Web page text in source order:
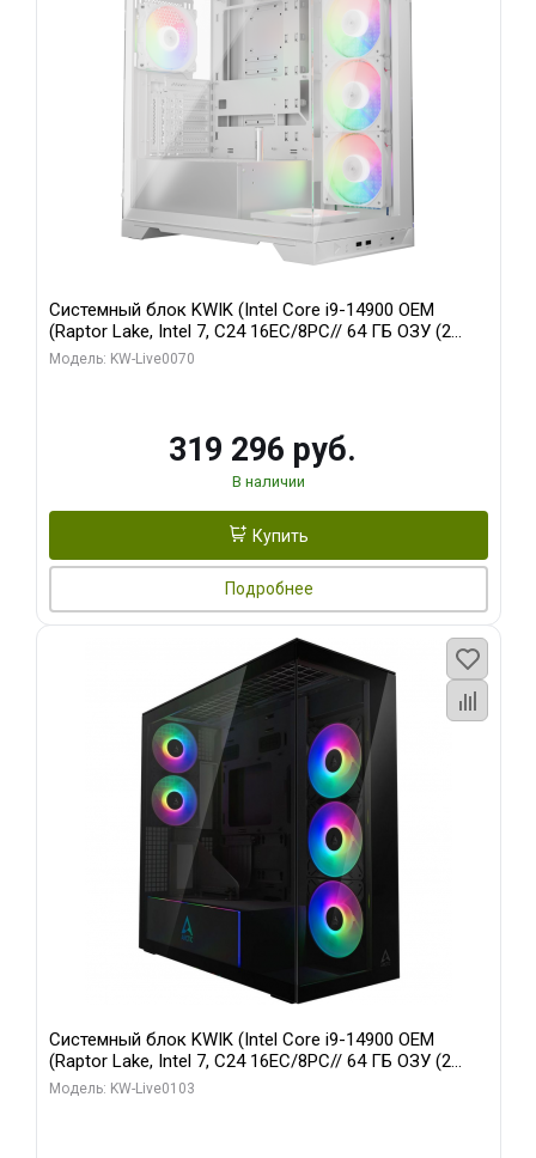
Системный блок KWIK (Intel Core i9-14900 OEM
(Raptor Lake, Intel 7, C24 16EC/8PC// 64 ГБ ОЗУ (2
модуля)/ Gigabyte RTX5080 XTREME WATERFORCE
Модель: KW-Live0070
319 296 руб.
В наличии
Купить
Подробнее
Системный блок KWIK (Intel Core i9-14900 OEM
(Raptor Lake, Intel 7, C24 16EC/8PC// 64 ГБ ОЗУ (2
модуля)/ Afox RTX4090 24GB GDDR6X 384-Bit 3xDP
Модель: KW-Live0103